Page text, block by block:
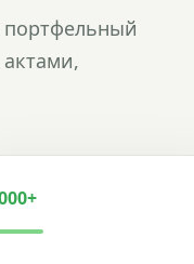
портфельный